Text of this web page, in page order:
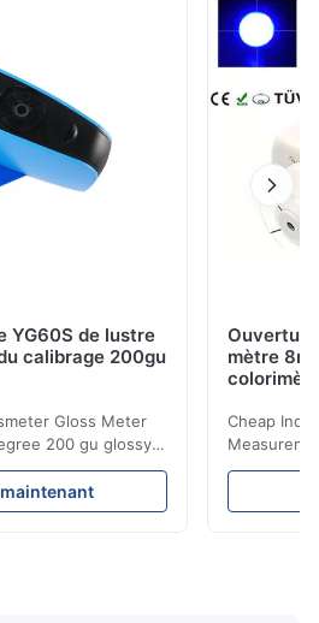
ASTM D 2457 Secteur de ...
YG60S de lustre
calibrage 200gu
Gloss Meter
200 gu glossy
Economic Gloss
with gloss (0-
apply to paint, ink,
mètre
Cheap
meter Silk
Precision